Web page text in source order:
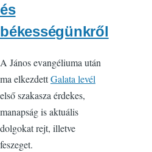
és
békességünkről
A János evangéliuma után
ma elkezdettGalata levél
első szakasza érdekes,
manapság is aktuális
dolgokat rejt, illetve
feszeget.